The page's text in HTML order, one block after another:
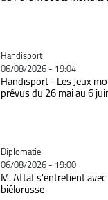
Catégorie
Handisport
06/08/2026 - 19:04
Handisport - Les Jeux
prévus du 26 mai au 6
Catégorie
Diplomatie
06/08/2026 - 19:00
M. Attaf s'entretient
biélorusse